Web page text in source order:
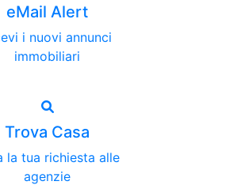
eMail Alert
i nuovi annunci
immobiliari
Trova Casa
la tua richiesta alle
agenzie